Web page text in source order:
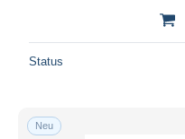
Status
Neu